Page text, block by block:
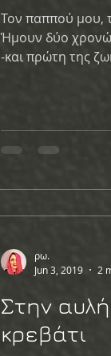
Τον παππού μου,
Ήμουν δύο
ρω.
Jun 3, 2019
2
Στην
κρεβάτι